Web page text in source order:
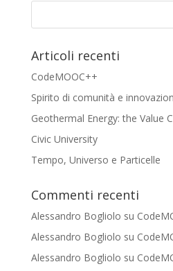
Articoli recenti
CodeMOOC++
Spirito di comunità e
Geothermal Energy: the Value
Civic University
Tempo, Universo e Particelle
Commenti recenti
Alessandro Bogliolo su
Alessandro Bogliolo su
Alessandro Bogliolo su